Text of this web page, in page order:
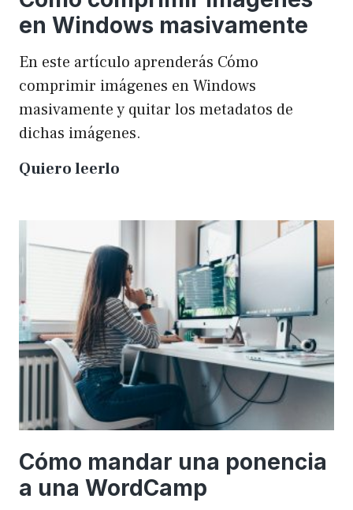
en Windows masivamente
En este artículo aprenderás Cómo
comprimir imágenes en Windows
masivamente y quitar los metadatos de
dichas imágenes.
Quiero leerlo
imágenes
Windows
masivamente
Cómo mandar una ponencia
a una WordCamp